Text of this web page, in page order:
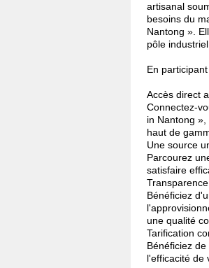
artisanal
besoins du
Nantong ».
pôle
En
Accès direct
Connectez-
in Nantong
haut de
Une source
Parcourez
satisfaire
Bénéficiez
une qualité
Tarification
Bénéficiez
l'efficacité de